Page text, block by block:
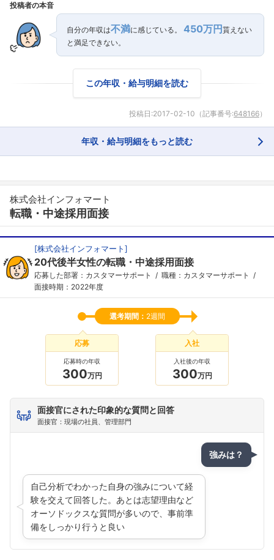
投稿者の本音
自分の年収は不満に感じている。 450万円 貰えない
と満足できない。
この年収・給与明細を読む
投稿日:2017-02-10 （記事番号:648166）
年収・給与明細をもっと読む
株式会社インフォマート
転職・中途採用面接
[株式会社インフォマート]
20代後半女性の転職・中途採用面接
応募した部署：カスタマーサポート
職種：カスタマーサポート
面接時期：2022年度
選考期間： 2週間
応募
応募時の年収
300万円
入社
入社後の年収
300万円
面接官にされた印象的な質問と回答
面接官：現場の社員、管理部門
強みは？
自己分析でわかった自身の強みについて経
験を交えて回答した。あとは志望理由など
オーソドックスな質問が多いので、事前準
備をしっかり行うと良い